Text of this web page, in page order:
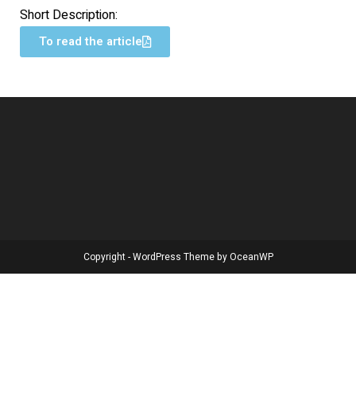
Short Description:
To read the article
Copyright - WordPress Theme by OceanWP